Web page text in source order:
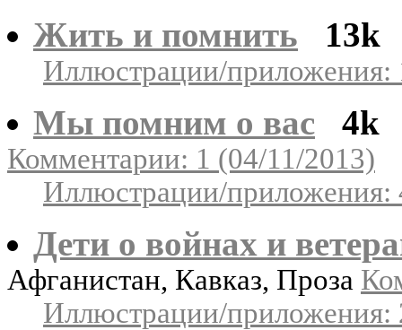
Жить и помнить 13k
Иллюстрации/приложения:
Мы помним о вас 4k
Комментарии: 1 (04/11/2013)
Иллюстрации/приложения:
Дети о войнах и
Афганистан, Кавказ, Проза
Иллюстрации/приложения: